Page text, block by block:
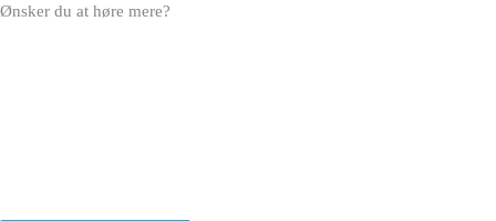
Ønsker du at høre mere?